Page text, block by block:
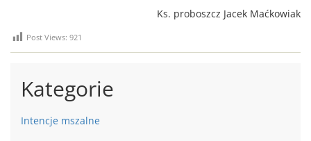
Ks. proboszcz Jacek Maćkowiak
Post Views: 921
Kategorie
Intencje mszalne